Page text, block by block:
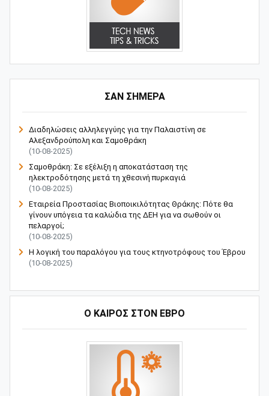
ΣΑΝ ΣΗΜΕΡΑ
Διαδηλώσεις αλληλεγγύης για την Παλαιστίνη σε
Αλεξανδρούπολη και Σαμοθράκη
(10-08-2025)
Σαμοθράκη: Σε εξέλιξη η αποκατάσταση της
ηλεκτροδότησης μετά τη χθεσινή πυρκαγιά
(10-08-2025)
Εταιρεία Προστασίας Βιοποικιλότητας Θράκης: Πότε θα
γίνουν υπόγεια τα καλώδια της ΔΕΗ για να σωθούν οι
πελαργοί;
(10-08-2025)
Η λογική του παραλόγου για τους κτηνοτρόφους του Έβρου
(10-08-2025)
Ο ΚΑΙΡΟΣ ΣΤΟΝ ΕΒΡΟ